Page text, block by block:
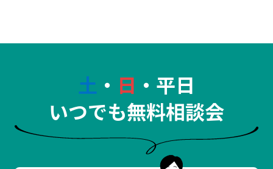
土 ・ 日 ・平日
いつでも無料相談会